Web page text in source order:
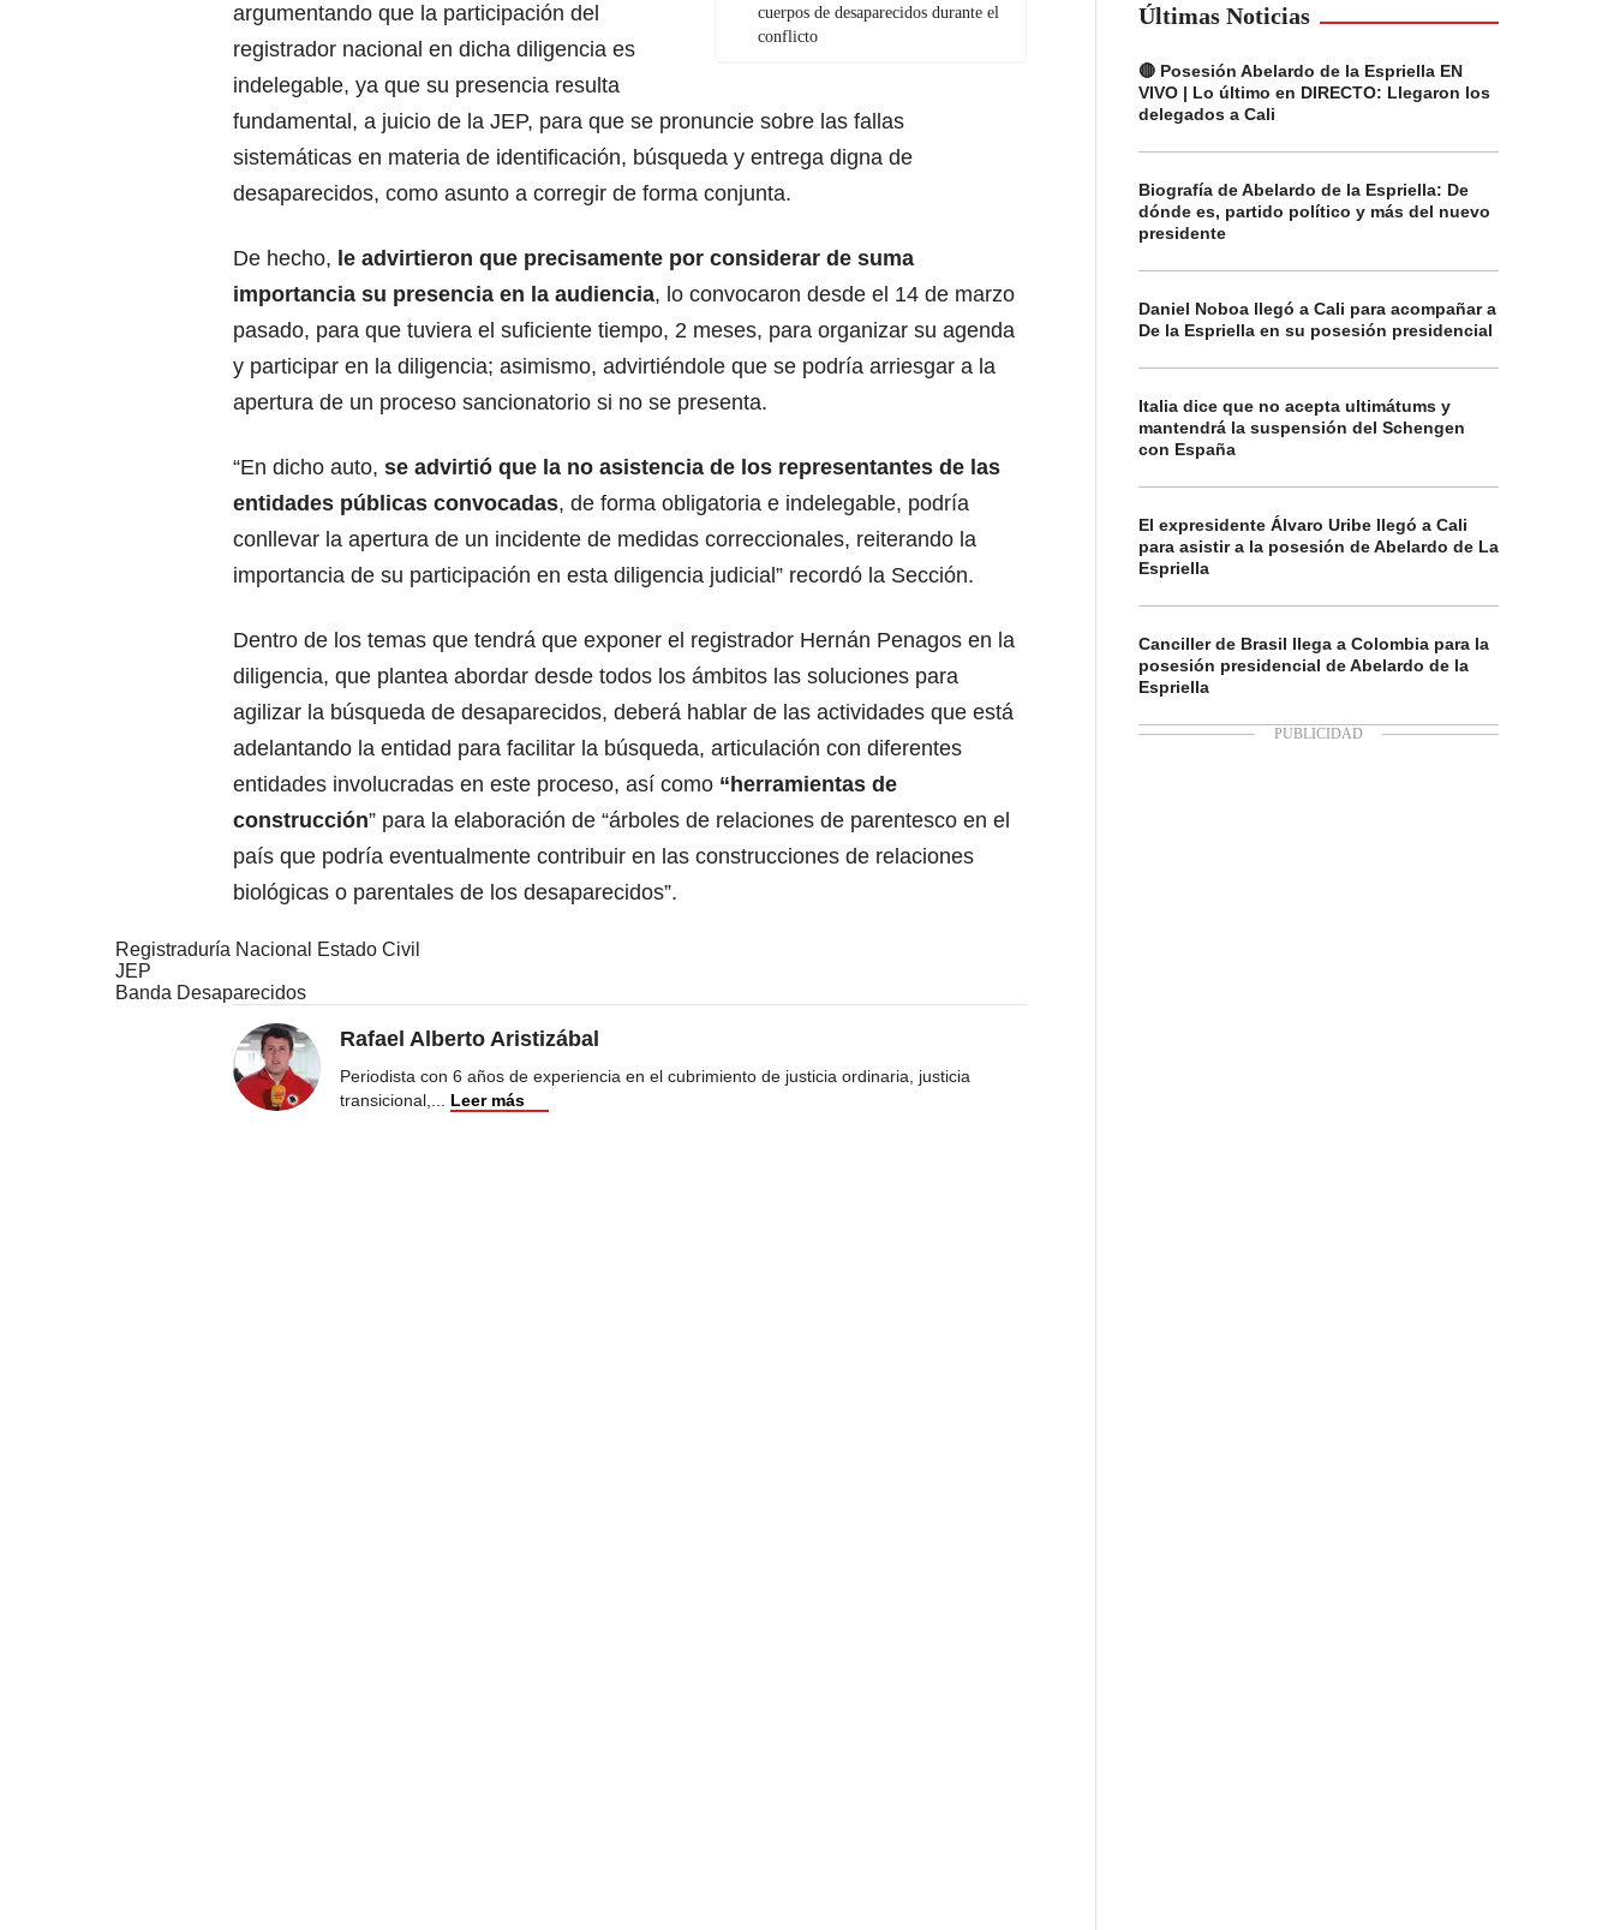
cuerpos de desaparecidos durante el
conflicto
argumentando que la participación del
registrador nacional en dicha diligencia es
indelegable, ya que su presencia resulta
fundamental, a juicio de la JEP, para que se pronuncie sobre las fallas
sistemáticas en materia de identificación, búsqueda y entrega digna de
desaparecidos, como asunto a corregir de forma conjunta.
De hecho, le advirtieron que precisamente por considerar de suma
importancia su presencia en la audiencia, lo convocaron desde el 14 de marzo
pasado, para que tuviera el suficiente tiempo, 2 meses, para organizar su agenda
y participar en la diligencia; asimismo, advirtiéndole que se podría arriesgar a la
apertura de un proceso sancionatorio si no se presenta.
“En dicho auto, se advirtió que la no asistencia de los representantes de las
entidades públicas convocadas, de forma obligatoria e indelegable, podría
conllevar la apertura de un incidente de medidas correccionales, reiterando la
importancia de su participación en esta diligencia judicial” recordó la Sección.
Dentro de los temas que tendrá que exponer el registrador Hernán Penagos en la
diligencia, que plantea abordar desde todos los ámbitos las soluciones para
agilizar la búsqueda de desaparecidos, deberá hablar de las actividades que está
adelantando la entidad para facilitar la búsqueda, articulación con diferentes
entidades involucradas en este proceso, así como “herramientas de
construcción” para la elaboración de “árboles de relaciones de parentesco en el
país que podría eventualmente contribuir en las construcciones de relaciones
biológicas o parentales de los desaparecidos”.
Registraduría Nacional Estado Civil
JEP
Banda Desaparecidos
Rafael Alberto Aristizábal
Periodista con 6 años de experiencia en el cubrimiento de justicia ordinaria, justicia
transicional,... Leer más
Últimas Noticias
🔴 Posesión Abelardo de la Espriella EN
VIVO | Lo último en DIRECTO: Llegaron los
delegados a Cali
Biografía de Abelardo de la Espriella: De
dónde es, partido político y más del nuevo
presidente
Daniel Noboa llegó a Cali para acompañar a
De la Espriella en su posesión presidencial
Italia dice que no acepta ultimátums y
mantendrá la suspensión del Schengen
con España
El expresidente Álvaro Uribe llegó a Cali
para asistir a la posesión de Abelardo de La
Espriella
Canciller de Brasil llega a Colombia para la
posesión presidencial de Abelardo de la
Espriella